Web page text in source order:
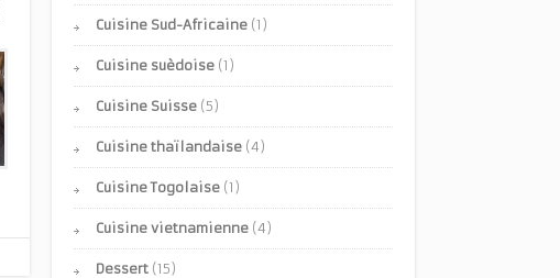
Cuisine Sud-Africaine (1)
Cuisine suèdoise (1)
Cuisine Suisse (5)
Cuisine thaïlandaise (4)
Cuisine Togolaise (1)
Cuisine vietnamienne (4)
Dessert (15)